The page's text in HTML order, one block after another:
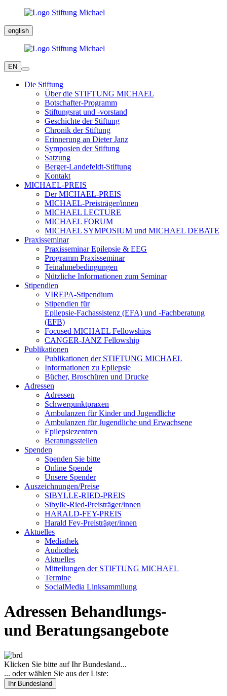
english
EN
Die Stiftung
Über die STIFTUNG MICHAEL
Botschafter-Programm
Stiftungsrat und -vorstand
Geschichte der Stiftung
Chronik der Stiftung
Erinnerung an Dieter Janz
Symposien der Stiftung
Satzung
Berger-Landefeldt-Stiftung
Kontakt
MICHAEL-PREIS
Der MICHAEL-PREIS
MICHAEL-Preisträger/innen
MICHAEL LECTURE
MICHAEL FORUM
MICHAEL SYMPOSIUM und MICHAEL DEBATE
Praxisseminar
Praxisseminar Epilepsie & EEG
Programm Praxisseminar
Teinahmebedingungen
Nützliche Informationen zum Seminar
Stipendien
VIREPA-Stipendium
Stipendien für
Epilepsie-Fachassistenz (EFA) und -Fachberatung
(EFB)
Focused MICHAEL Fellowships
CANGER-JANZ Fellowship
Publikationen
Publikationen der STIFTUNG MICHAEL
Informationen zu Epilepsie
Bücher, Broschüren und Drucke
Adressen
Adressen
Schwerpunktpraxen
Ambulanzen für Kinder und Jugendliche
Ambulanzen für Jugendliche und Erwachsene
Epilepsiezentren
Beratungsstellen
Spenden
Spenden Sie bitte
Online Spende
Unsere Spender
Auszeichnungen/Preise
SIBYLLE-RIED-PREIS
Sibylle-Ried-Preisträger/innen
HARALD-FEY-PREIS
Harald Fey-Preisträger/innen
Aktuelles
Mediathek
Audiothek
Aktuelles
Mitteilungen der STIFTUNG MICHAEL
Termine
SocialMedia Linksammllung
Adressen Behandlungs-
und Beratungsangebote
Klicken Sie bitte auf Ihr Bundesland...
... oder wählen Sie aus der Liste:
Ihr Bundesland